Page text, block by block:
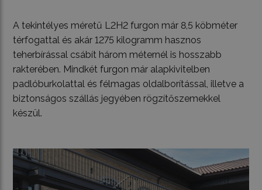
A tekintélyes méretű L2H2 furgon már 8,5 köbméter
térfogattal és akár 1275 kilogramm hasznos
teherbírással csábít három méternél is hosszabb
rakterében. Mindkét furgon már alapkivitelben
padlóburkolattal és félmagas oldalborítással, illetve a
biztonságos szállás jegyében rögzítőszemekkel
készül.